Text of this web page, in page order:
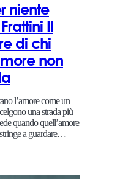
niente
Il
di chi
non
l’amore come un
una strada più
quando quell’amore
a guardare…